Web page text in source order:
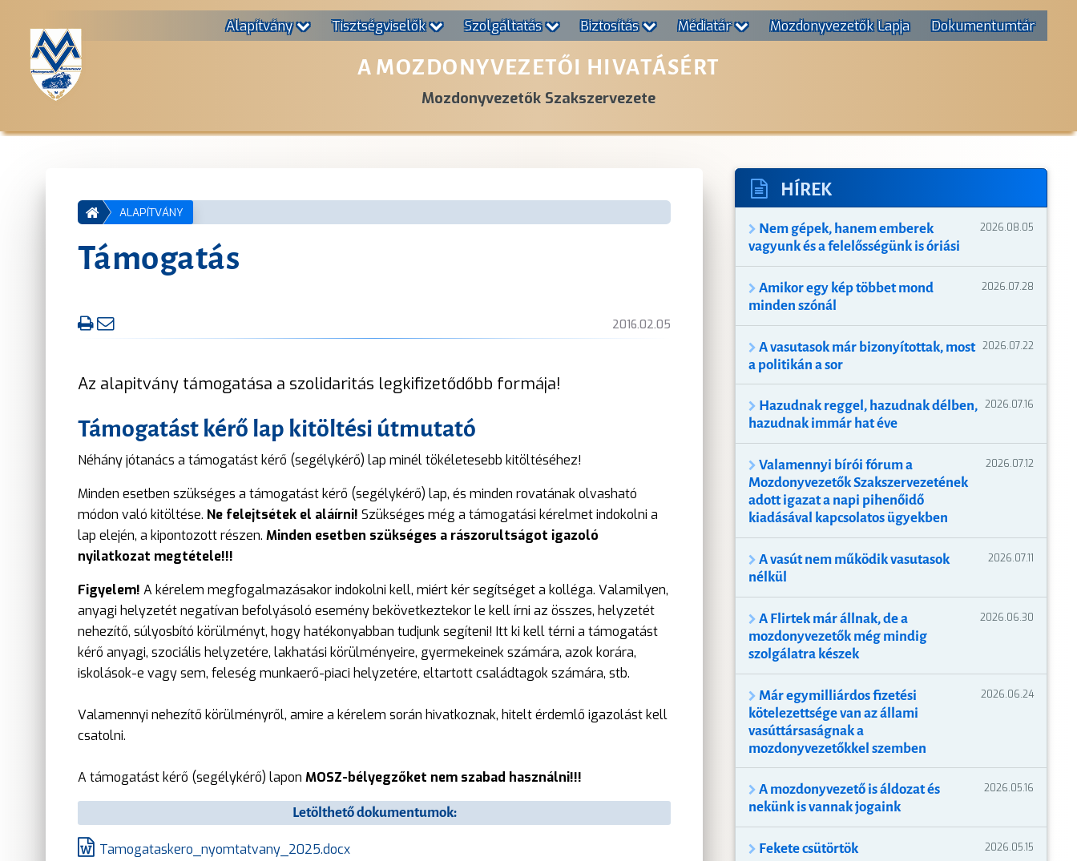
Alapítvány Tisztségviselők Szolgáltatás Biztosítás Médiatár Mozdonyvezetők Lapja Dokumentumtár
A MOZDONYVEZETŐI HIVATÁSÉRT
Mozdonyvezetők Szakszervezete
ALAPÍTVÁNY
Támogatás
2016.02.05
Az alapitvány támogatása a szolidaritás legkifizetődőbb formája!
Támogatást kérő lap kitöltési útmutató
Néhány jótanács a támogatást kérő (segélykérő) lap minél tökéletesebb kitöltéséhez!
Minden esetben szükséges a támogatást kérő (segélykérő) lap, és minden rovatának olvasható
módon való kitöltése. Ne felejtsétek el aláírni! Szükséges még a támogatási kérelmet indokolni a
lap elején, a kipontozott részen. Minden esetben szükséges a rászorultságot igazoló
nyilatkozat megtétele!!!
Figyelem! A kérelem megfogalmazásakor indokolni kell, miért kér segítséget a kolléga. Valamilyen,
anyagi helyzetét negatívan befolyásoló esemény bekövetkeztekor le kell írni az összes, helyzetét
nehezítő, súlyosbító körülményt, hogy hatékonyabban tudjunk segíteni! Itt ki kell térni a támogatást
kérő anyagi, szociális helyzetére, lakhatási körülményeire, gyermekeinek számára, azok korára,
iskolások-e vagy sem, feleség munkaerő-piaci helyzetére, eltartott családtagok számára, stb.
Valamennyi nehezítő körülményről, amire a kérelem során hivatkoznak, hitelt érdemlő igazolást kell
csatolni.
A támogatást kérő (segélykérő) lapon MOSZ-bélyegzőket nem szabad használni!!!
Letölthető dokumentumok:
Tamogataskero_nyomtatvany_2025.docx
HÍREK
Nem gépek, hanem emberek
vagyunk és a felelősségünk is óriási
2026.08.05
Amikor egy kép többet mond
minden szónál
2026.07.28
A vasutasok már bizonyítottak, most
a politikán a sor
2026.07.22
Hazudnak reggel, hazudnak délben,
hazudnak immár hat éve
2026.07.16
Valamennyi bírói fórum a
Mozdonyvezetők Szakszervezetének
adott igazat a napi pihenőidő
kiadásával kapcsolatos ügyekben
2026.07.12
A vasút nem működik vasutasok
nélkül
2026.07.11
A Flirtek már állnak, de a
mozdonyvezetők még mindig
szolgálatra készek
2026.06.30
Már egymilliárdos fizetési
kötelezettsége van az állami
vasúttársaságnak a
mozdonyvezetőkkel szemben
2026.06.24
A mozdonyvezető is áldozat és
nekünk is vannak jogaink
2026.05.16
Fekete csütörtök 2026.05.15